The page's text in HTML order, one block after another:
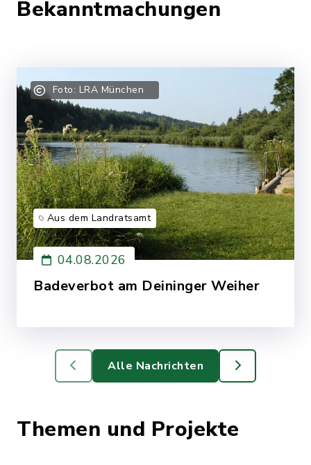
Bekanntmachungen
Foto: LRA München
Aus dem Landratsamt
04.08.2026
Badeverbot am Deininger Weiher
Mehr lesen
Alle Nachrichten
Themen und Projekte